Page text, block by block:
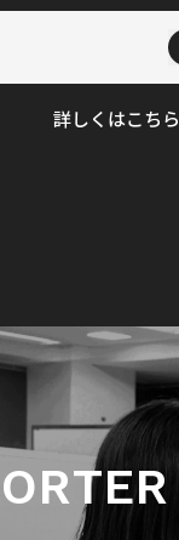
詳しくはこちら